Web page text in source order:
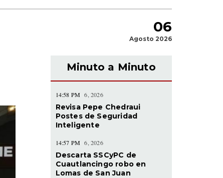
06
Agosto 2026
Minuto a Minuto
14:58 PM 6, 2026
Revisa Pepe Chedraui
Postes de Seguridad
Inteligente
14:57 PM 6, 2026
Descarta SSCyPC de
Cuautlancingo robo en
Lomas de San Juan